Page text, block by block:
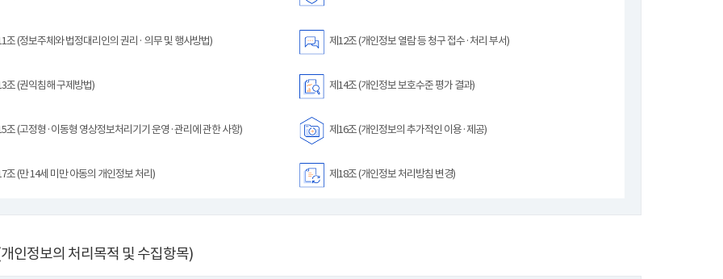
조 (정보주체와 법정대리인의 권리· 의무 및 행사방법) 제12조 (개인정보 열람 등 청구 접수·처리 부서)
조 (권익침해 구제방법) 제14조 (개인정보 보호수준 평가 결과)
조 (고정형·이동형 영상정보처리기기 운영·관리에 관한 사항) 제16조 (개인정보의 추가적인 이용·제공)
조 (만 14세 미만 아동의 개인정보 처리) 제18조 (개인정보 처리방침 변경)
인정보의 처리목적 및 수집항목)